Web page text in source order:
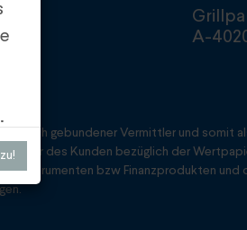
A-
gebundener Vermittler und somit
des Kunden bezüglich der
bzw Finanzprodukten und